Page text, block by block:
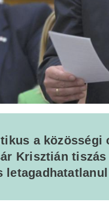
a közösségi
Krisztián